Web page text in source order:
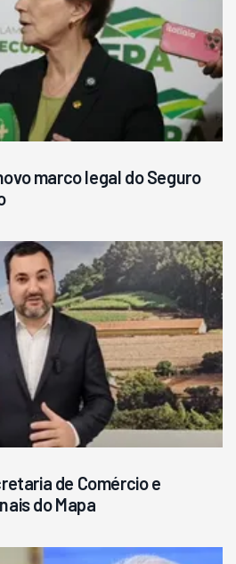
marco legal do Seguro
de Comércio e
do Mapa